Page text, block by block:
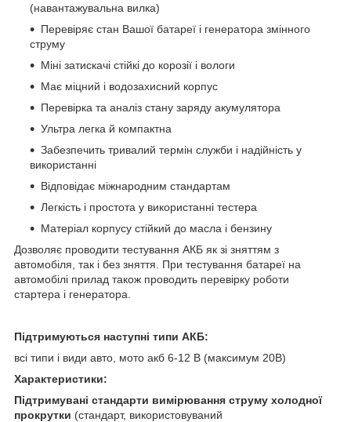
(навантажувальна вилка)
Перевіряє стан Вашої батареї і генератора змінного
струму
Міні затискачі стійкі до корозії і вологи
Має міцний і водозахисний корпус
Перевірка та аналіз стану заряду акумулятора
Ультра легка й компактна
Забезпечить тривалий термін служби і надійність у
використанні
Відповідає міжнародним стандартам
Легкість і простота у використанні тестера
Матеріал корпусу стійкий до масла і бензину
Дозволяє проводити тестування АКБ як зі зняттям з
автомобіля, так і без зняття. При тестування батареї на
автомобілі прилад також проводить перевірку роботи
стартера і генератора.
Підтримуються наступні типи АКБ:
всі типи і види авто, мото акб 6-12 В (максимум 20В)
Характеристики:
Підтримувані стандарти вимірювання струму холодної
прокрутки (стандарт, використовуваний